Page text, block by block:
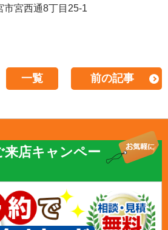
市宮西通8丁目25-1
一覧 前の記事
来店キャンペー